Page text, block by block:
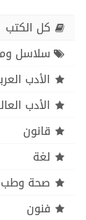
كل الكتب
سلاسل
الأدب
الأدب
قانون
لغة
صحة وطب
فنون